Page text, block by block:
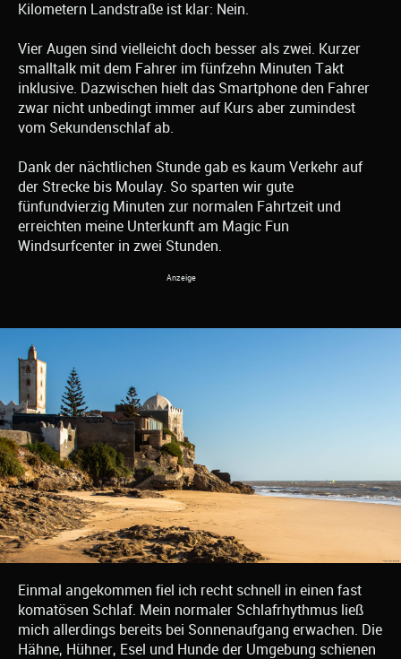
Kilometern Landstraße ist klar: Nein.
Vier Augen sind vielleicht doch besser als zwei. Kurzer
smalltalk mit dem Fahrer im fünfzehn Minuten Takt
inklusive. Dazwischen hielt das Smartphone den Fahrer
zwar nicht unbedingt immer auf Kurs aber zumindest
vom Sekundenschlaf ab.
Dank der nächtlichen Stunde gab es kaum Verkehr auf
der Strecke bis Moulay. So sparten wir gute
fünfundvierzig Minuten zur normalen Fahrtzeit und
erreichten meine Unterkunft am Magic Fun
Windsurfcenter in zwei Stunden.
Einmal angekommen fiel ich recht schnell in einen fast
komatösen Schlaf. Mein normaler Schlafrhythmus ließ
mich allerdings bereits bei Sonnenaufgang erwachen. Die
Hähne, Hühner, Esel und Hunde der Umgebung schienen